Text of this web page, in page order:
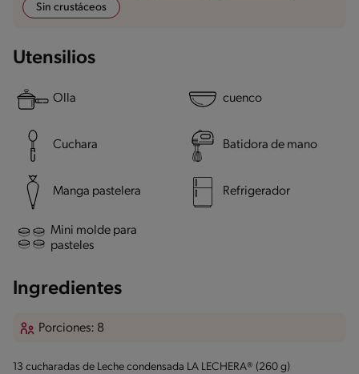
Sin crustáceos
Utensilios
Olla cuenco
Cuchara Batidora de mano
Manga pastelera Refrigerador
Mini molde para
pasteles
Ingredientes
Porciones: 8
13 cucharadas de Leche condensada LA LECHERA® (260 g)